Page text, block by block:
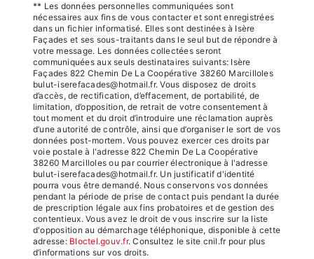
** Les données personnelles communiquées sont
nécessaires aux fins de vous contacter et sont enregistrées
dans un fichier informatisé. Elles sont destinées à Isère
Façades et ses sous-traitants dans le seul but de répondre à
votre message. Les données collectées seront
communiquées aux seuls destinataires suivants: Isère
Façades 822 Chemin De La Coopérative 38260 Marcilloles
bulut-iserefacades@hotmail.fr. Vous disposez de droits
d’accès, de rectification, d’effacement, de portabilité, de
limitation, d’opposition, de retrait de votre consentement à
tout moment et du droit d’introduire une réclamation auprès
d’une autorité de contrôle, ainsi que d’organiser le sort de vos
données post-mortem. Vous pouvez exercer ces droits par
voie postale à l'adresse 822 Chemin De La Coopérative
38260 Marcilloles ou par courrier électronique à l'adresse
bulut-iserefacades@hotmail.fr. Un justificatif d'identité
pourra vous être demandé. Nous conservons vos données
pendant la période de prise de contact puis pendant la durée
de prescription légale aux fins probatoires et de gestion des
contentieux. Vous avez le droit de vous inscrire sur la liste
d'opposition au démarchage téléphonique, disponible à cette
adresse: Bloctel.gouv.fr. Consultez le site cnil.fr pour plus
d’informations sur vos droits.